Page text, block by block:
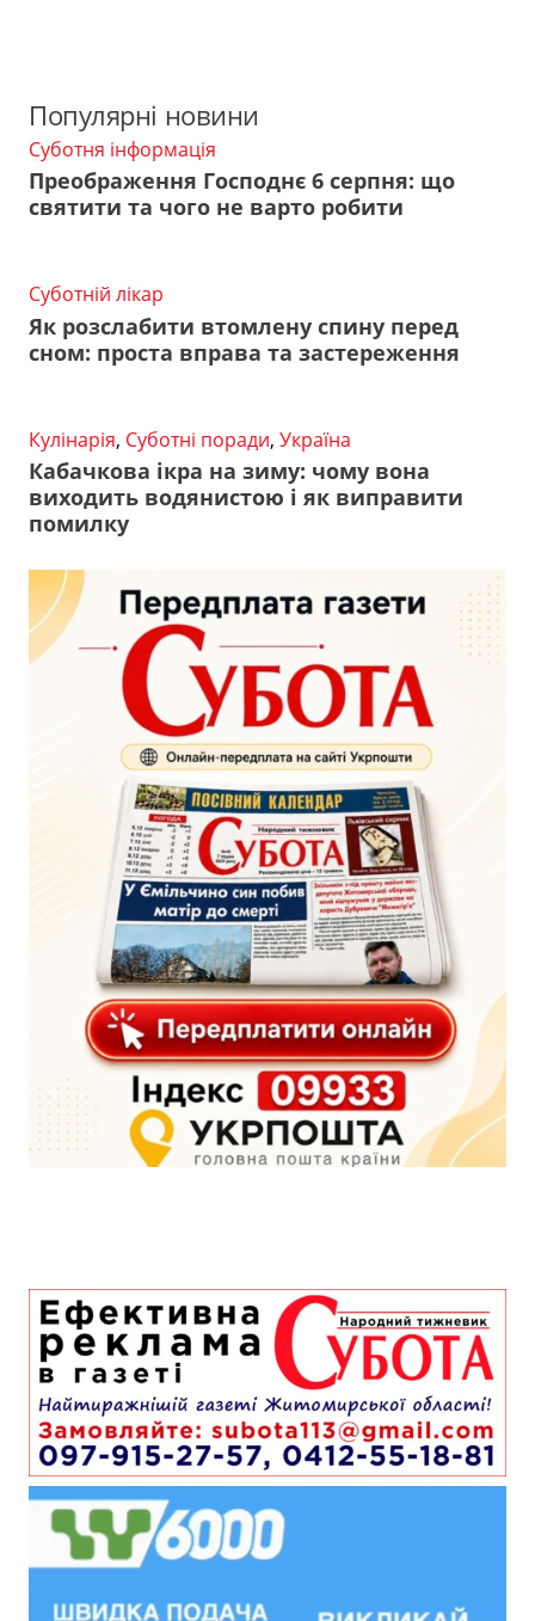
Популярні новини
Суботня інформація
Преображення Господнє 6 серпня: що
святити та чого не варто робити
Суботній лікар
Як розслабити втомлену спину перед
сном: проста вправа та застереження
Кулінарія, Суботні поради, Україна
Кабачкова ікра на зиму: чому вона
виходить водянистою і як виправити
помилку